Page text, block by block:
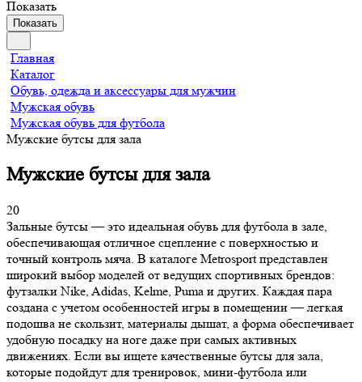
Показать
Показать
Главная
Каталог
Обувь, одежда и аксессуары для мужчин
Мужская обувь
Мужская обувь для футбола
Мужские бутсы для зала
Мужские бутсы для зала
20
Зальные бутсы — это идеальная обувь для футбола в зале,
обеспечивающая отличное сцепление с поверхностью и
точный контроль мяча. В каталоге Metrosport представлен
широкий выбор моделей от ведущих спортивных брендов:
футзалки Nike, Adidas, Kelme, Puma и других. Каждая пара
создана с учетом особенностей игры в помещении — легкая
подошва не скользит, материалы дышат, а форма обеспечивает
удобную посадку на ноге даже при самых активных
движениях. Если вы ищете качественные бутсы для зала,
которые подойдут для тренировок, мини-футбола или